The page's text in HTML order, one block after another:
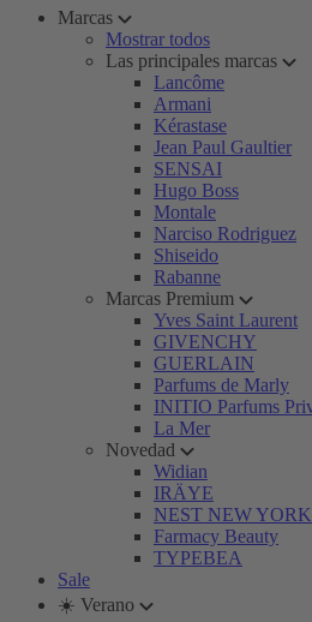
Marcas
Mostrar todos
Las principales marcas
Lancôme
Armani
Kérastase
Jean Paul Gaultier
SENSAI
Hugo Boss
Montale
Narciso Rodriguez
Shiseido
Rabanne
Marcas Premium
Yves Saint Laurent
GIVENCHY
GUERLAIN
Parfums de Marly
INITIO Parfums
La Mer
Novedad
Widian
IRÄYE
NEST NEW YORK
Farmacy Beauty
TYPEBEA
Sale
☀️ Verano